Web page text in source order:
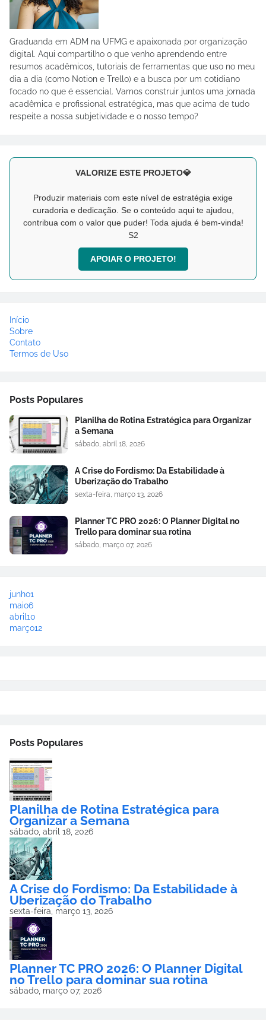
Graduanda em ADM na UFMG e apaixonada por organização
digital. Aqui compartilho o que venho aprendendo entre
resumos acadêmicos, tutoriais de ferramentas que uso no meu
dia a dia (como Notion e Trello) e a busca por um cotidiano
focado no que é essencial. Vamos construir juntos uma jornada
acadêmica e profissional estratégica, mas que acima de tudo
respeite a nossa subjetividade e o nosso tempo?
VALORIZE ESTE PROJETO💎
Produzir materiais com este nível de estratégia exige
curadoria e dedicação. Se o conteúdo aqui te ajudou,
contribua com o valor que puder! Toda ajuda é bem-vinda!
S2
APOIAR O PROJETO!
Início
Sobre
Contato
Termos de Uso
Posts Populares
Planilha de Rotina Estratégica para Organizar
a Semana
sábado, abril 18, 2026
A Crise do Fordismo: Da Estabilidade à
Uberização do Trabalho
sexta-feira, março 13, 2026
Planner TC PRO 2026: O Planner Digital no
Trello para dominar sua rotina
sábado, março 07, 2026
junho1
maio6
abril 10
março12
Posts Populares
Planilha de Rotina Estratégica para
Organizar a Semana
sábado, abril 18, 2026
A Crise do Fordismo: Da Estabilidade à
Uberização do Trabalho
sexta-feira, março 13, 2026
Planner TC PRO 2026: O Planner Digital
no Trello para dominar sua rotina
sábado, março 07, 2026